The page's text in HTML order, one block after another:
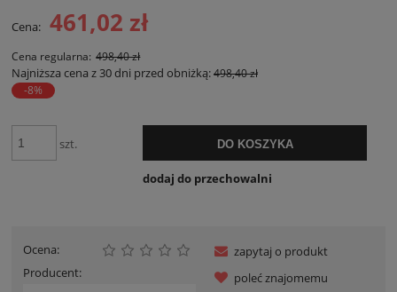
Cena: 461,02 zł
Cena regularna: 498,40 zł
Najniższa cena z 30 dni przed obniżką:498,40 zł
-8%
szt. DO KOSZYKA
dodaj do przechowalni
Ocena:
Producent:
zapytaj o produkt
poleć znajomemu